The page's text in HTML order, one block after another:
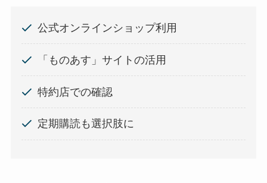
公式オンラインショップ利用
「ものあす」サイトの活用
特約店での確認
定期購読も選択肢に